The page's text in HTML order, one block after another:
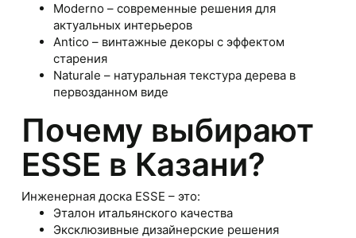
Moderno – современные решения для
актуальных интерьеров
Antico – винтажные декоры с эффектом
старения
Naturale – натуральная текстура дерева в
первозданном виде
Почему выбирают
ESSE в Казани?
Инженерная доска ESSE – это:
Эталон итальянского качества
Эксклюзивные дизайнерские решения